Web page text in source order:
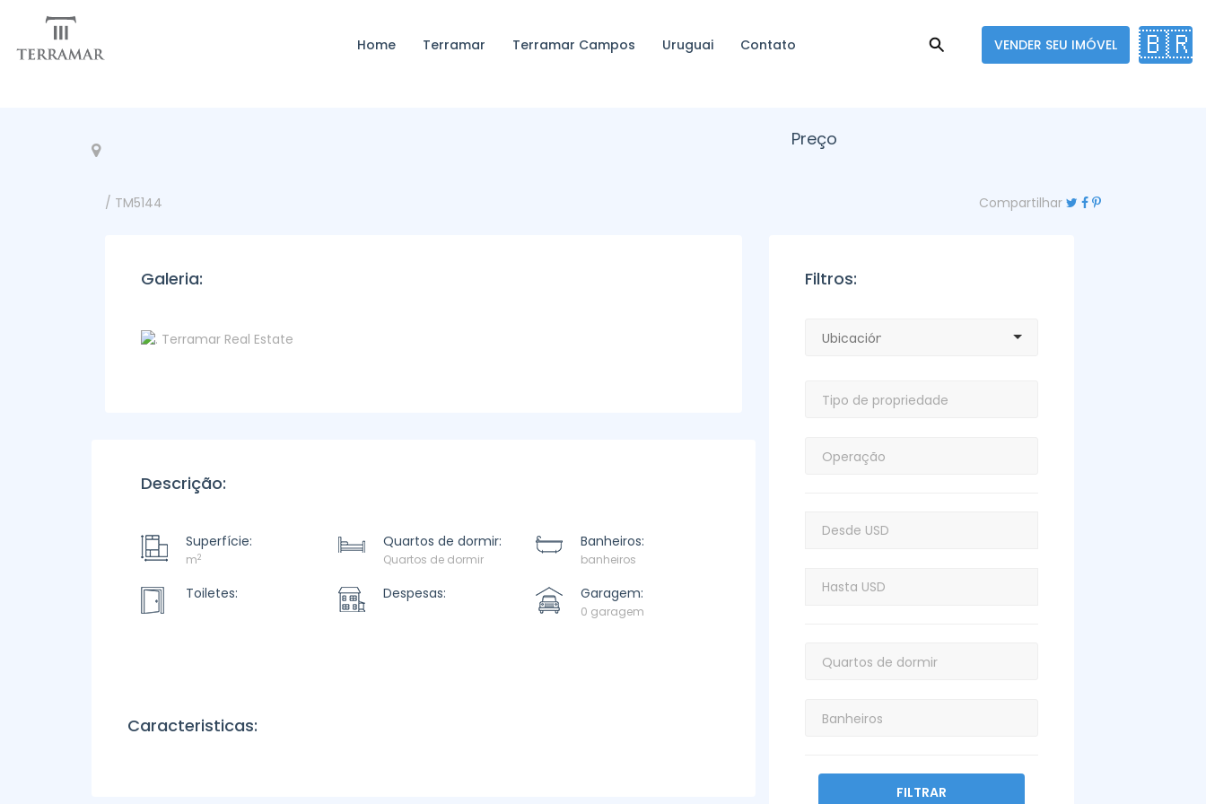
Home Terramar Terramar Campos Uruguai Contato VENDER SEU IMÓVEL 🇧🇷
Preço
/ TM5144 Compartilhar
Galeria:
Descrição:
Superfície:
m2
Quartos de dormir:
Quartos de dormir
Banheiros:
banheiros
Toiletes: Despesas: Garagem:
0 garagem
Caracteristicas:
Filtros:
FILTRAR